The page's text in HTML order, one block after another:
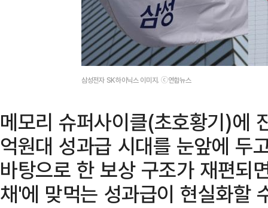
삼성전자 SK하이닉스 이미지. ⓒ연합뉴스
메모리 슈퍼사이클(초호황기)에
억원대 성과급 시대를 눈앞에 두
바탕으로 한 보상 구조가 재편되
채'에 맞먹는 성과급이 현실화할